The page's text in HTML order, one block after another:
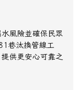
風險並確保民眾
巷汰換管線工
供更安心可靠之